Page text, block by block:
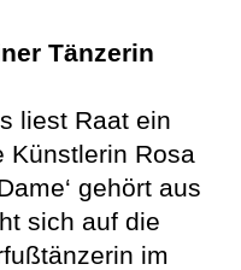
Tänzerin
liest Raat ein
Künstlerin Rosa
gehört aus
sich auf die
im